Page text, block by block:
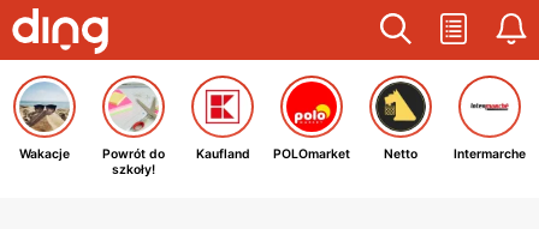
Wakacje
Powrót do
szkoły!
Kaufland POLOmarket Netto Intermarche